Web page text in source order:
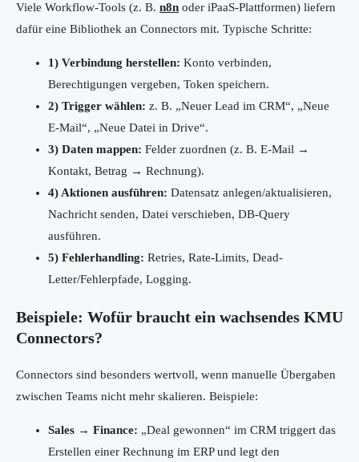
Viele Workflow-Tools (z. B. n8n oder iPaaS-Plattformen) liefern
dafür eine Bibliothek an Connectors mit. Typische Schritte:
1) Verbindung herstellen: Konto verbinden,
Berechtigungen vergeben, Token speichern.
2) Trigger wählen: z. B. „Neuer Lead im CRM“, „Neue
E-Mail“, „Neue Datei in Drive“.
3) Daten mappen: Felder zuordnen (z. B. E-Mail →
Kontakt, Betrag → Rechnung).
4) Aktionen ausführen: Datensatz anlegen/aktualisieren,
Nachricht senden, Datei verschieben, DB-Query
ausführen.
5) Fehlerhandling: Retries, Rate-Limits, Dead-
Letter/Fehlerpfade, Logging.
Beispiele: Wofür braucht ein wachsendes KMU
Connectors?
Connectors sind besonders wertvoll, wenn manuelle Übergaben
zwischen Teams nicht mehr skalieren. Beispiele:
Sales → Finance: „Deal gewonnen“ im CRM triggert das
Erstellen einer Rechnung im ERP und legt den